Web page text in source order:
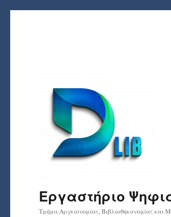
Εργαστήριο
Τμήμα Αρχειονομίας, Βιβλιοθηκονομίας και